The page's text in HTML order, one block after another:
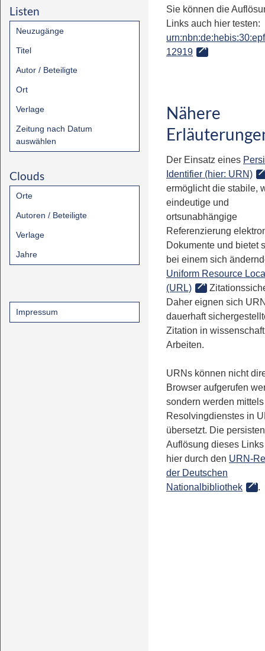
Listen
Neuzugänge
Titel
Autor / Beteiligte
Ort
Verlage
Zeitung nach Datum
auswählen
Clouds
Orte
Autoren / Beteiligte
Verlage
Jahre
Impressum
Sie können die
Links auch hier testen:
12919
Nähere
Der Einsatz eines
Identifier (hier: URN)
ermöglicht die stabile,
eindeutige und
ortsunabhängige
Referenzierung
Dokumente und bietet
bei einem sich
Uniform Resource
(URL)
Daher eignen sich
dauerhaft
Zitation in
Arbeiten.
URNs können nicht
Browser aufgerufen
sondern werden
Resolvingdienstes in
übersetzt. Die
Auflösung dieses
hier durch den URN-
der Deutschen
Nationalbibliothek
.